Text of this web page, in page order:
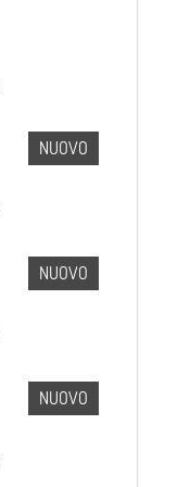
NUOVO
NUOVO
NUOVO